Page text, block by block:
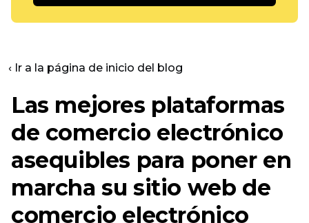
‹ Ir a la página de inicio del blog
Las mejores plataformas
de comercio electrónico
asequibles para poner en
marcha su sitio web de
comercio electrónico